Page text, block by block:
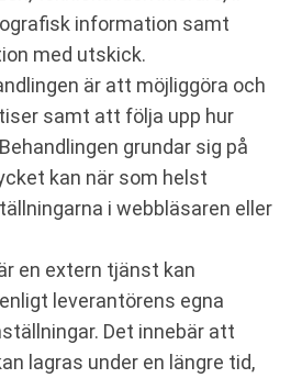
information samt
med utskick.
är att möjliggöra och
samt att följa upp hur
grundar sig på
kan när som helst
i webbläsaren eller
en extern tjänst kan
leverantörens egna
Det innebär att
lagras under en längre tid,